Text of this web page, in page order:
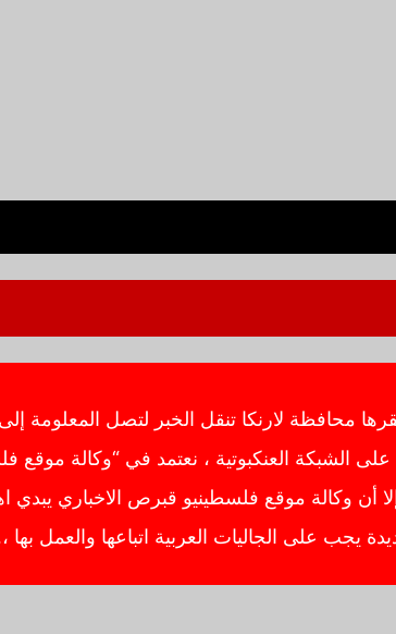
محافظة لارنكا تنقل الخبر لتصل المعلومة
العنكبوتية ، نعتمد في “وكالة موقع
وكالة موقع فلسطينيو قبرص الاخباري يبدي
يجب على الجاليات العربية اتباعها والعمل